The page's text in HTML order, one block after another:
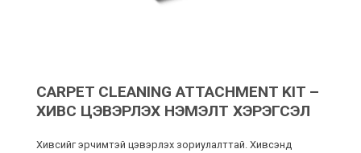
CARPET CLEANING ATTACHMENT KIT –
ХИВС ЦЭВЭРЛЭХ НЭМЭЛТ ХЭРЭГСЭЛ
Хивсийг эрчимтэй цэвэрлэх зориулалттай. Хивсэнд